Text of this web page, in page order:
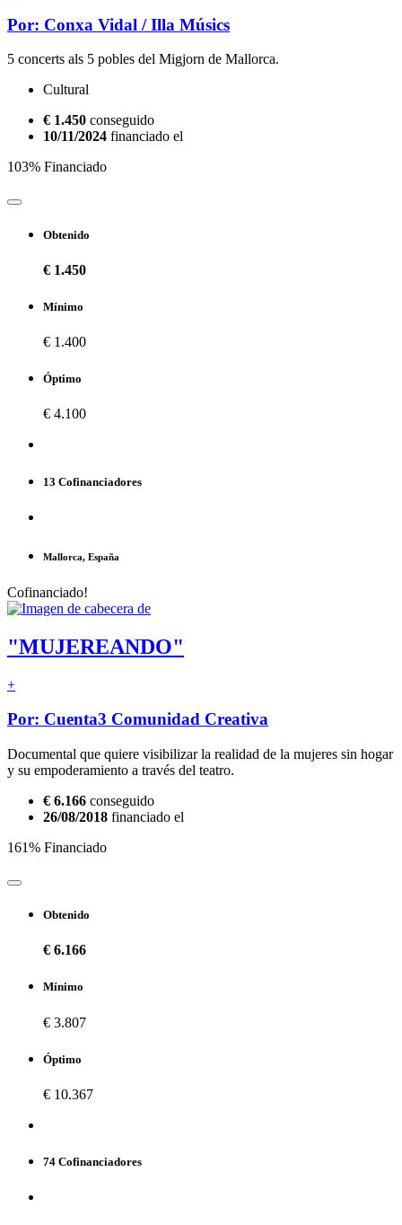
Por: Conxa Vidal / Illa Músics
5 concerts als 5 pobles del Migjorn de Mallorca.
Cultural
€ 1.450 conseguido
10/11/2024 financiado el
103% Financiado
Obtenido
€ 1.450
Mínimo
€ 1.400
Óptimo
€ 4.100
13 Cofinanciadores
Mallorca, España
Cofinanciado!
"MUJEREANDO"
+
Por: Cuenta3 Comunidad Creativa
Documental que quiere visibilizar la realidad de la mujeres sin hogar
y su empoderamiento a través del teatro.
€ 6.166 conseguido
26/08/2018 financiado el
161% Financiado
Obtenido
€ 6.166
Mínimo
€ 3.807
Óptimo
€ 10.367
74 Cofinanciadores